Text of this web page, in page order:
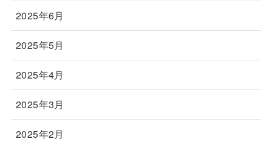
2025年6月
2025年5月
2025年4月
2025年3月
2025年2月